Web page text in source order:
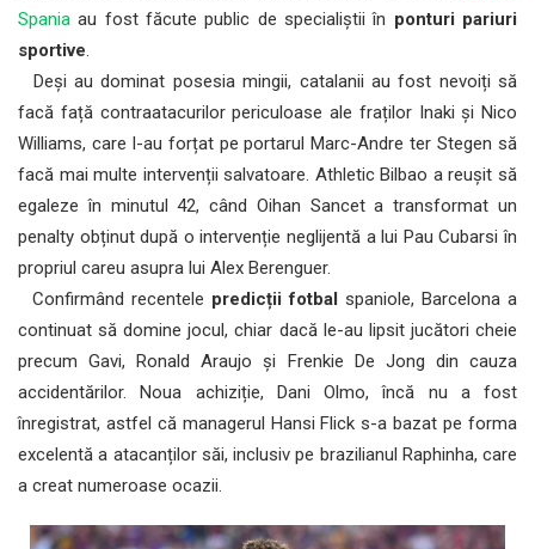
Spania au fost făcute public de specialiștii în ponturi pariuri
sportive.
Deși au dominat posesia mingii, catalanii au fost nevoiți să
facă față contraatacurilor periculoase ale fraților Inaki și Nico
Williams, care l-au forțat pe portarul Marc-Andre ter Stegen să
facă mai multe intervenții salvatoare. Athletic Bilbao a reușit să
egaleze în minutul 42, când Oihan Sancet a transformat un
penalty obținut după o intervenție neglijentă a lui Pau Cubarsi în
propriul careu asupra lui Alex Berenguer.
Confirmând recentele predicții fotbal spaniole, Barcelona a
continuat să domine jocul, chiar dacă le-au lipsit jucători cheie
precum Gavi, Ronald Araujo și Frenkie De Jong din cauza
accidentărilor. Noua achiziție, Dani Olmo, încă nu a fost
înregistrat, astfel că managerul Hansi Flick s-a bazat pe forma
excelentă a atacanților săi, inclusiv pe brazilianul Raphinha, care
a creat numeroase ocazii.